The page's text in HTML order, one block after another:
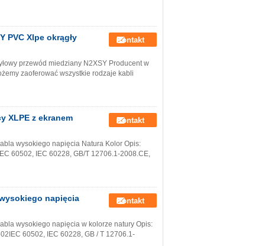
PVC Xlpe okrągły Kontakt
przewód miedziany N2XSY Producent w
zaoferować wszystkie rodzaje kabli
XLPE z ekranem Kontakt
wysokiego napięcia Natura Kolor Opis:
60502, IEC 60228, GB/T 12706.1-2008.CE,
napięcia Kontakt
wysokiego napięcia w kolorze natury Opis:
60502, IEC 60228, GB / T 12706.1-